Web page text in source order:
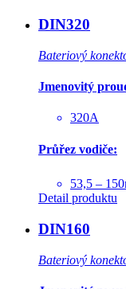
DIN320
Bateriový
Jmenovitý
320A
Průřez vodiče:
53,5 –
Detail produktu
DIN160
Bateriový